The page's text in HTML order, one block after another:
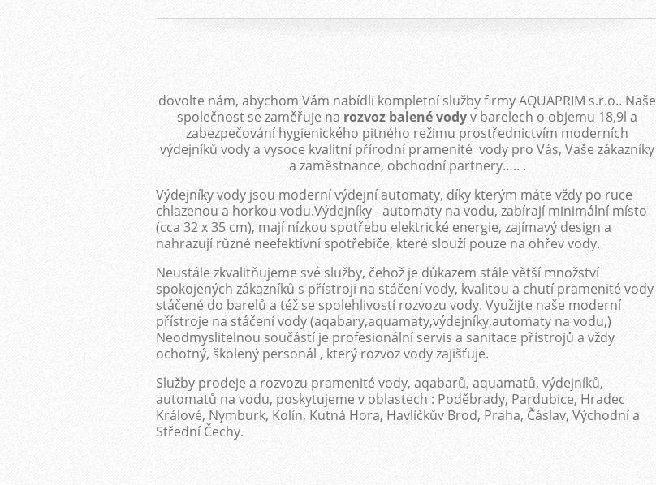
dovolte nám, abychom Vám nabídli kompletní služby firmy AQUAPRIM s.r.o.. Naše
společnost se zaměřuje na rozvoz balené vodyv barelech o objemu 18,9l a
zabezpečování hygienického pitného režimu prostřednictvím moderních
výdejníků vody a vysoce kvalitní přírodní pramenité vody pro Vás, Vaše zákazníky
a zaměstnance, obchodní partnery….. .
Výdejníky vody jsou moderní výdejní automaty, díky kterým máte vždy po ruce
chlazenou a horkou vodu.Výdejníky - automaty na vodu, zabírají minimální místo
(cca 32 x 35 cm), mají nízkou spotřebu elektrické energie, zajímavý design a
nahrazují různé neefektivní spotřebiče, které slouží pouze na ohřev vody.
Neustále zkvalitňujeme své služby, čehož je důkazem stále větší množství
spokojených zákazníků s přístroji na stáčení vody, kvalitou a chutí pramenité vody
stáčené do barelů a též se spolehlivostí rozvozu vody. Využijte naše moderní
přístroje na stáčení vody (aqabary,aquamaty,výdejníky,automaty na vodu,)
Neodmyslitelnou součástí je profesionální servis a sanitace přístrojů a vždy
ochotný, školený personál , který rozvoz vody zajišťuje.
Služby prodeje a rozvozu pramenité vody, aqabarů, aquamatů, výdejníků,
automatů na vodu, poskytujeme v oblastech : Poděbrady, Pardubice, Hradec
Králové, Nymburk, Kolín, Kutná Hora, Havlíčkův Brod, Praha, Čáslav, Východní a
Střední Čechy.